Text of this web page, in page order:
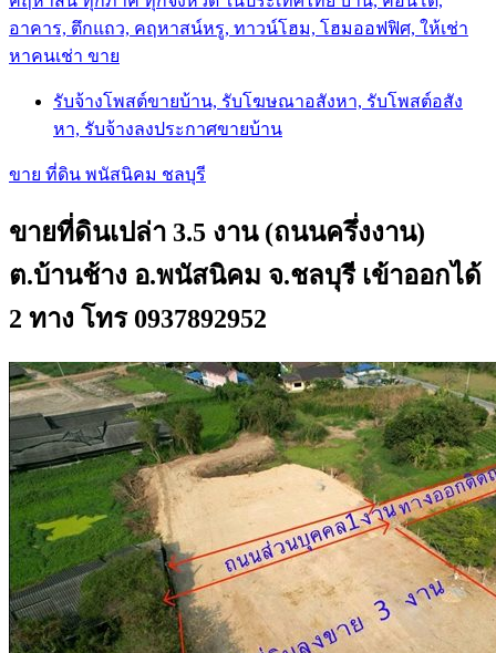
อาคาร, ตึกแถว, คฤหาสน์หรู, ทาวน์โฮม, โฮมออฟฟิศ, ให้เช่า
หาคนเช่า ขาย
รับจ้างโพสต์ขายบ้าน, รับโฆษณาอสังหา, รับโพสต์อสัง
หา, รับจ้างลงประกาศขายบ้าน
ขาย ที่ดิน พนัสนิคม ชลบุรี
ขายที่ดินเปล่า 3.5 งาน (ถนนครึ่งงาน)
ต.บ้านช้าง อ.พนัสนิคม จ.ชลบุรี เข้าออกได้
2 ทาง โทร 0937892952